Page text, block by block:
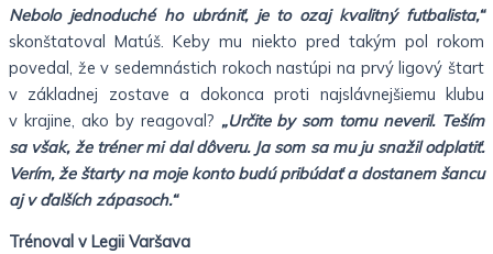
Nebolo jednoduché ho ubrániť, je to ozaj kvalitný futbalista,“
skonštatoval Matúš. Keby mu niekto pred takým pol rokom
povedal, že v sedemnástich rokoch nastúpi na prvý ligový štart
v základnej zostave a dokonca proti najslávnejšiemu klubu
v krajine, ako by reagoval? „Určite by som tomu neveril. Teším
sa však, že tréner mi dal dôveru. Ja som sa mu ju snažil odplatiť.
Verím, že štarty na moje konto budú pribúdať a dostanem šancu
aj v ďalších zápasoch.“
Trénoval v Legii Varšava